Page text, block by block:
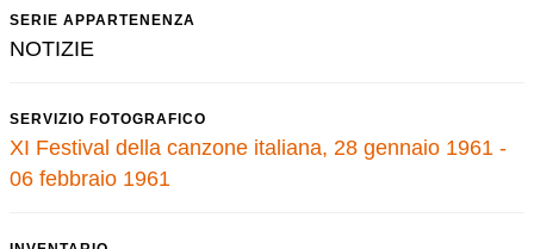
SERIE APPARTENENZA
NOTIZIE
SERVIZIO FOTOGRAFICO
XI Festival della canzone italiana, 28 gennaio 1961 -
06 febbraio 1961